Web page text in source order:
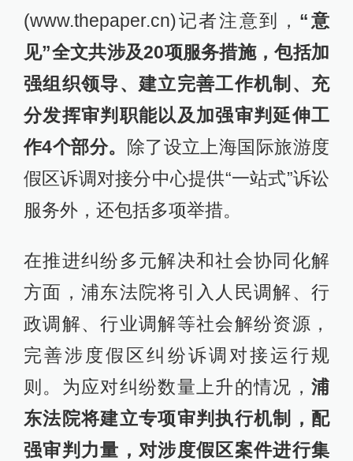
(www.thepaper.cn)记者注意到， “意
见”全文共涉及20项服务措施，包括加
强组织领导、建立完善工作机制、充
分发挥审判职能以及加强审判延伸工
作4个部分。 除了设立上海国际旅游度
假区诉调对接分中心提供“一站式”诉讼
服务外，还包括多项举措。
在推进纠纷多元解决和社会协同化解
方面，浦东法院将引入人民调解、行
政调解、行业调解等社会解纷资源，
完善涉度假区纠纷诉调对接运行规
则。为应对纠纷数量上升的情况，浦
东法院将建立专项审判执行机制，配
强审判力量，对涉度假区案件进行集